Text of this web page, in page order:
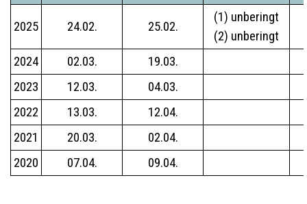
2025 24.02. 25.02.
(1) unberingt
(2) unberingt
2024
02.03.
19.03.
2023
12.03.
04.03.
2022
13.03.
12.04.
2021
20.03.
02.04.
2020
07.04. 09.04.